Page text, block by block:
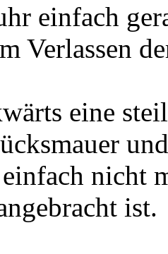
einfach
Verlassen
eine
nicht
ist.